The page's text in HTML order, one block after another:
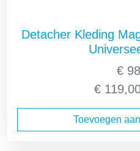
Detacher Kleding
€
€
Toevoegen